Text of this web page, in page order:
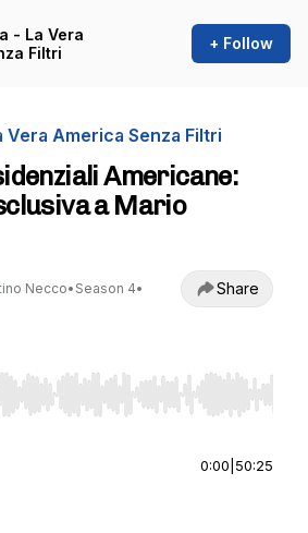
- La Vera
Filtri
+ Follow
Vera America Senza Filtri
Americane:
a Mario
Necco• Season 4•
Share
Right to seek, Home/End to jump to
0:00 50:25